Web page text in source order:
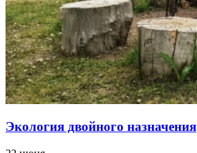
Экология двойного назначения